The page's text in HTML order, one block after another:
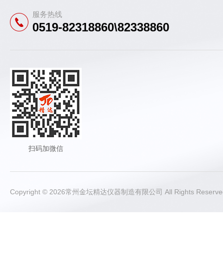
服务热线
0519-82318860\82338860
扫码加微信
Copyright © 2026常州金坛精达仪器制造有限公司 All Rights